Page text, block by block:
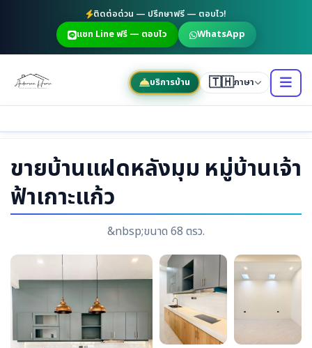
ติดต่อด่วน — ปรึกษาฟรี — ตอบไว!
แชท Line ฟรี — ตอบไว
WhatsApp
บริการบ้าน 🇹🇭ภาษา
ขายบ้านแฝดหลังมุม หมู่บ้านเจ้า
ฟ้าเกาะแก้ว
&nbsp;ขนาด 68 ตรว.